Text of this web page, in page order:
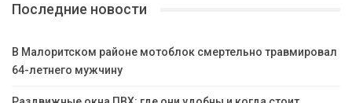
Последние новости
В Малоритском районе мотоблок смертельно травмировал
64-летнего мужчину